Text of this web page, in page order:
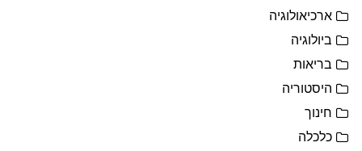
ארכיאולוגיה
ביולוגיה
בריאות
היסטוריה
חינוך
כלכלה